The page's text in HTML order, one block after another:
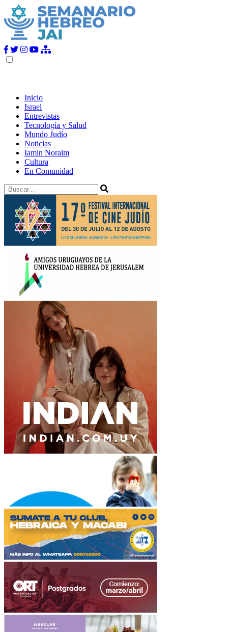
Inicio
Israel
Entrevistas
Tecnología y Salud
Mundo Judío
Noticias
Iamin Noraim
Cultura
En Comunidad